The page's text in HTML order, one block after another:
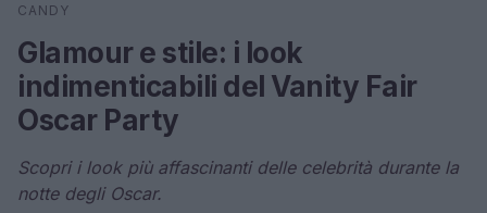
Cerca
CANDY
Glamour e stile: i look
indimenticabili del Vanity Fair
Oscar Party
Scopri i look più affascinanti delle celebrità durante la
notte degli Oscar.